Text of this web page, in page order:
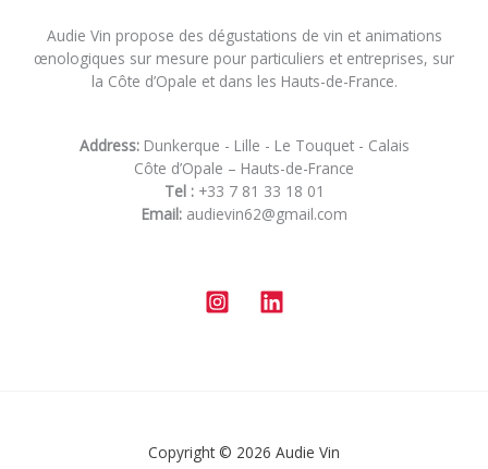
Audie Vin propose des dégustations de vin et animations
œnologiques sur mesure pour particuliers et entreprises, sur
la Côte d’Opale et dans les Hauts-de-France.
Address:Dunkerque - Lille - Le Touquet - Calais
Côte d’Opale – Hauts-de-France
Tel :+33 7 81 33 18 01
Email:audievin62@gmail.com
Copyright © 2026 Audie Vin